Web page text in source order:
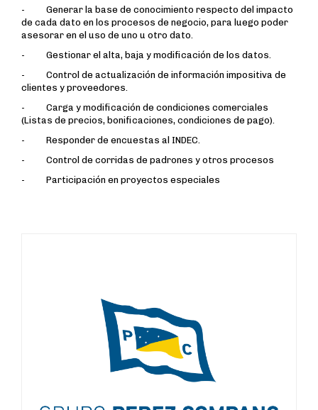
- Generar la base de conocimiento respecto del impacto
de cada dato en los procesos de negocio, para luego poder
asesorar en el uso de uno u otro dato.
- Gestionar el alta, baja y modificación de los datos.
- Control de actualización de información impositiva de
clientes y proveedores.
- Carga y modificación de condiciones comerciales
(Listas de precios, bonificaciones, condiciones de pago).
- Responder de encuestas al INDEC.
- Control de corridas de padrones y otros procesos
- Participación en proyectos especiales